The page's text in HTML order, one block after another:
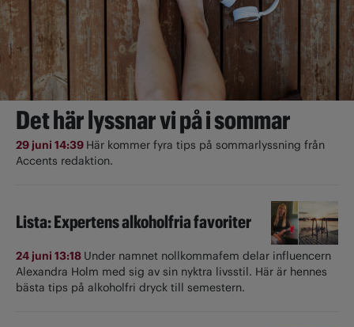
Det här lyssnar vi på i sommar
29 juni 14:39 Här kommer fyra tips på sommarlyssning från
Accents redaktion.
Lista: Expertens alkoholfria favoriter
24 juni 13:18 Under namnet nollkommafem delar influencern
Alexandra Holm med sig av sin nyktra livsstil. Här är hennes
bästa tips på alkoholfri dryck till semestern.